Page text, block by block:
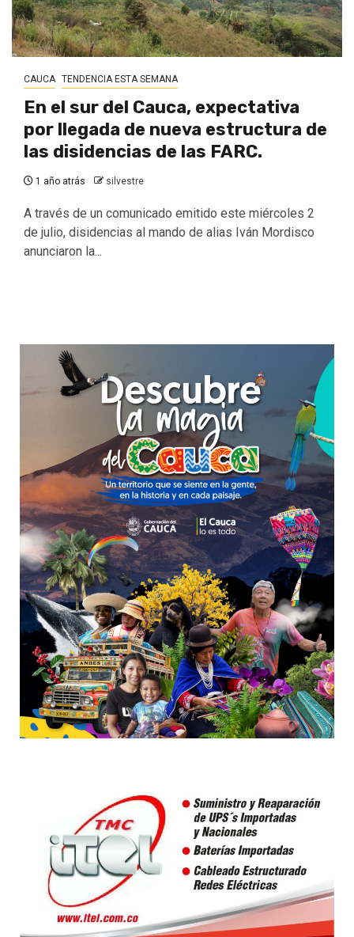
CAUCA TENDENCIA ESTA SEMANA
En el sur del Cauca, expectativa
por llegada de nueva estructura de
las disidencias de las FARC.
1 año atrás silvestre
A través de un comunicado emitido este miércoles 2
de julio, disidencias al mando de alias Iván Mordisco
anunciaron la...